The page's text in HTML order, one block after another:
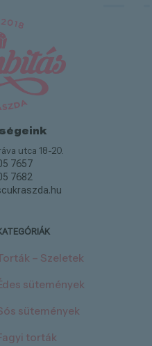
utca 18-20.
7657
7682
– Szeletek
sütemények
sütemények
torták